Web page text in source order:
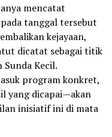
mencatat
tanggal tersebut
kejayaan,
dicatat sebagai titik
Sunda Kecil.
program konkret,
yang dicapai—akan
inisiatif ini di mata